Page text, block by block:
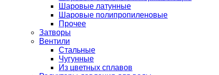
Шаровые латунные
Шаровые полипропиленовые
Прочее
Затворы
Вентили
Стальные
Чугунные
Из цветных сплавов